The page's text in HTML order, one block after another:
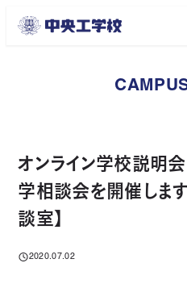
オンライン学校説明
学相談会を開催しま
談室】
投稿日
2020.07.02